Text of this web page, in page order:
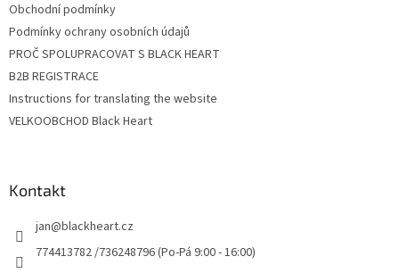
Obchodní podmínky
Podmínky ochrany osobních údajů
PROČ SPOLUPRACOVAT S BLACK HEART
B2B REGISTRACE
Instructions for translating the website
VELKOOBCHOD Black Heart
Kontakt
jan@blackheart.cz
774413782 /736248796 (Po-Pá 9:00 - 16:00)